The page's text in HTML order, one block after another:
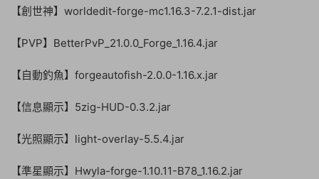
【創世神】worldedit-forge-mc1.16.3-7.2.1-dist.jar
【PVP】BetterPvP_21.0.0_Forge_1.16.4.jar
【自動釣魚】forgeautofish-2.0.0-1.16.x.jar
【信息顯示】5zig-HUD-0.3.2.jar
【光照顯示】light-overlay-5.5.4.jar
【準星顯示】Hwyla-forge-1.10.11-B78_1.16.2.jar